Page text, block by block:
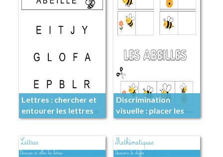
Lettres : chercher et
entourer les lettres
du mot
Discrimination
visuelle : placer les
paires